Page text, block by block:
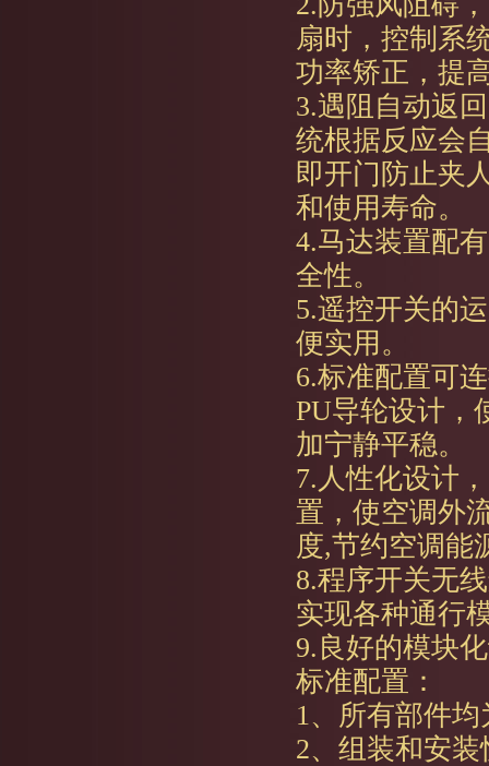
扇时，控制系
功率矫正，提
3.遇阻自动返
统根据反应会
即开门防止夹
和使用寿命。
4.马达装置配
全性。
5.遥控开关的
便实用。
6.标准配置可
PU导轮设计，
加宁静平稳。
7.人性化设计
置，使空调外
度,节约空调能
8.程序开关无
实现各种通行
9.良好的模块
标准配置：
1、所有部件
2、组装和安